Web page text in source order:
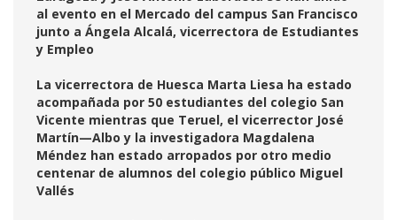
al evento en el Mercado del campus San Francisco
junto a Ángela Alcalá, vicerrectora de Estudiantes
y Empleo
La vicerrectora de Huesca Marta Liesa ha estado
acompañada por 50 estudiantes del colegio San
Vicente mientras que Teruel, el vicerrector José
Martín—Albo y la investigadora Magdalena
Méndez han estado arropados por otro medio
centenar de alumnos del colegio público Miguel
Vallés